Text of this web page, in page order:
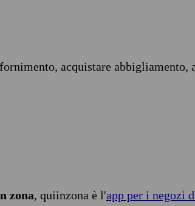
acquistare abbigliamento,
zona, quiinzona è l'app per i negozi